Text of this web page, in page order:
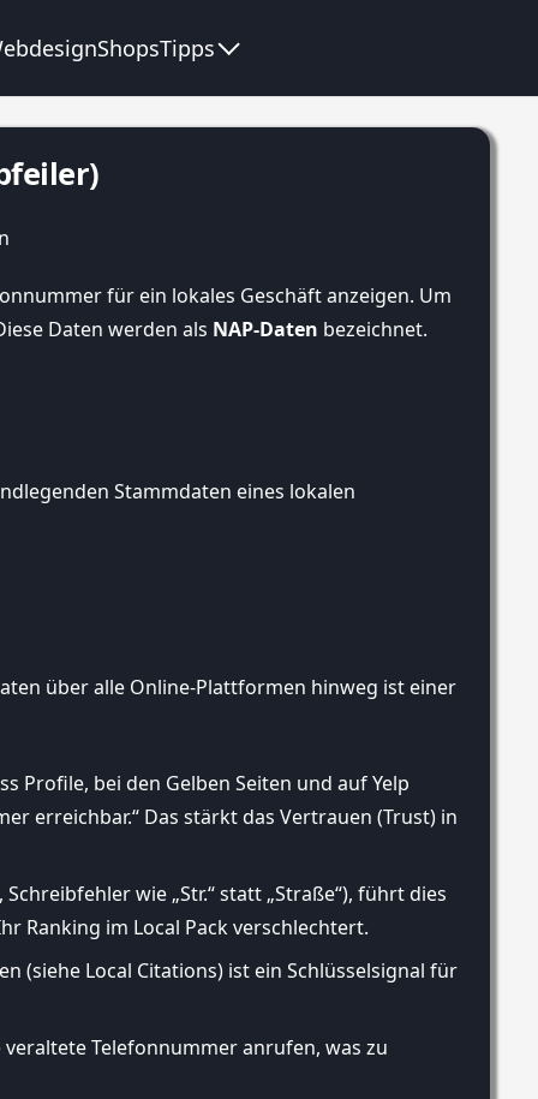
ShopsTipps
für ein lokales Geschäft anzeigen. Um
Daten werden als NAP-Daten bezeichnet.
Stammdaten eines lokalen
über alle Online-Plattformen hinweg ist einer
Profile, bei den Gelben Seiten und auf Yelp
erreichbar.“ Das stärkt das Vertrauen (Trust) in
wie „Str.“ statt „Straße“), führt dies
Ranking im Local Pack verschlechtert.
(siehe Local Citations) ist ein Schlüsselsignal für
Telefonnummer anrufen, was zu